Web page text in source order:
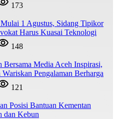
173
1 Agustus, Sidang Tipikor
Harus Kuasai Teknologi
148
Media Aceh Inspirasi,
Pengalaman Berharga
121
Posisi Bantuan Kementan
dan Kebun